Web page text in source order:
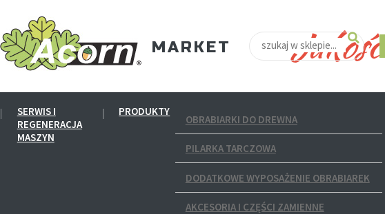
SERWIS I
REGENERACJA
MASZYN
PRODUKTY
OBRABIARKI DO DREWNA
PILARKA TARCZOWA
DODATKOWE WYPOSAŻENIE OBRABIAREK
AKCESORIA I CZĘŚCI ZAMIENNE